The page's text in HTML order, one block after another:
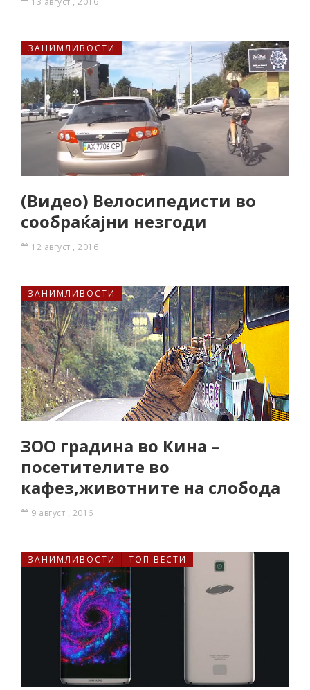
ЗАНИМЛИВОСТИ
(Видео) Велосипедисти во
сообраќајни незгоди
12 август , 2016
ЗАНИМЛИВОСТИ
ЗOO градина во Кина –
посетителите во
кафез,животнитe на слобода
9 август , 2016
ЗАНИМЛИВОСТИ ТОП ВЕСТИ